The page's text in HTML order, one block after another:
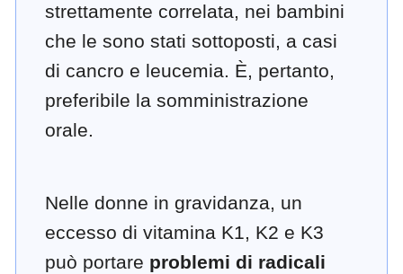
strettamente correlata, nei bambini
che le sono stati sottoposti, a casi
di cancro e leucemia. È, pertanto,
preferibile la somministrazione
orale.
Nelle donne in gravidanza, un
eccesso di vitamina K1, K2 e K3
può portare problemi di radicali